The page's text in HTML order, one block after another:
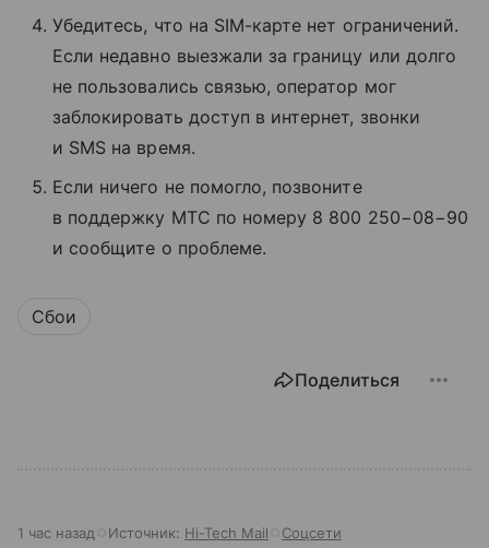
Убедитесь, что на SIM-карте нет ограничений.
Если недавно выезжали за границу или долго
не пользовались связью, оператор мог
заблокировать доступ в интернет, звонки
и SMS на время.
Если ничего не помогло, позвоните
в поддержку МТС по номеру 8 800 250−08−90
и сообщите о проблеме.
Сбои
Поделиться
1 час назад Источник: Hi-Tech Mail Соцсети